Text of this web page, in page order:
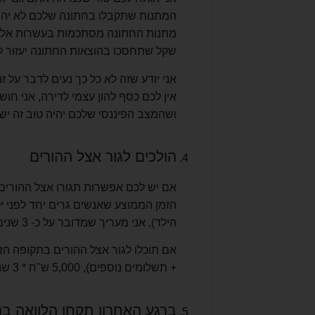
המתנות שתקבלו בחתונה שלכם לא
מתנות החתונה מסתכמות בעשרות
שקל שתחסכו בהוצאות החתונה יעזור
אני יודע שזה לא כל כך נעים לדבר על
אין לכם כסף להון עצמי לדירה, אני
ושהמצב הפיננסי שלכם יהיה טוב זה
הולכים לגור אצל ההורים
אם יש לכם אפשרות תגורו אצל
הזמן הממוצע שאנשים גרים יחד לפני
הילד), אני מעריך שמדובר על כ- 3 שנים בערך.
+ תשלומים נוספים), 5,000 ש"ח * 3 שנים יוצא 180,000 ש"ח שזה סכום מאוד יפה להון עצמי.
ברגע האחרון תקחו הלוואה